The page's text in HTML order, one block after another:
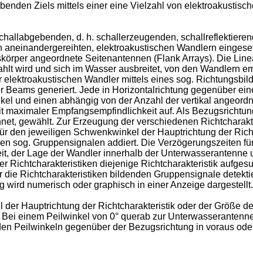
Ziels mittels einer eine Vielzahl von
d. h. schallerzeugenden,
elektroakustischen Wandlern
angeordnete Seitenantennen (Flank Arrays). Die
wird und sich im Wasser ausbreitet, von den Wandlern
Wandler mittels eines sog.
generiert. Jede in Horizontalrichtung gegenüber
und einen abhängig von der Anzahl der vertikal
Empfangsempfindlichkeit auf. Als
gewählt. Zur Erzeugung der verschiedenen
den jeweiligen Schwenkwinkel der Hauptrichtung der
sog. Gruppensignalen addiert. Die Verzögerungszeiten
der Lage der Wandler innerhalb der
Richtcharakteristiken diejenige Richtcharakteristik
Richtcharakteristiken bildenden Gruppensignale
numerisch oder graphisch in einer Anzeige dargestellt.
Hauptrichtung der Richtcharakteristik oder der Größe
einem Peilwinkel von 0° querab zur
Peilwinkeln gegenüber der Bezugsrichtung in voraus